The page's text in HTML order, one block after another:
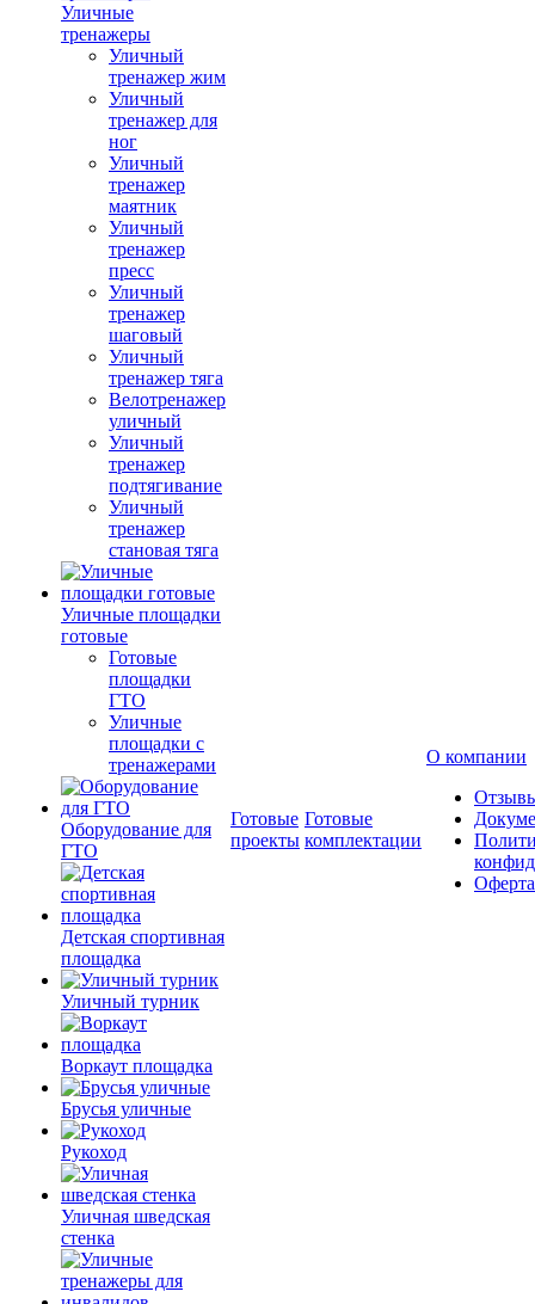
Уличные
тренажеры
Уличный
тренажер жим
Уличный
тренажер для
ног
Уличный
тренажер
маятник
Уличный
тренажер
пресс
Уличный
тренажер
шаговый
Уличный
тренажер тяга
Велотренажер
уличный
Уличный
тренажер
подтягивание
Уличный
тренажер
становая тяга
Уличные площадки
готовые
Готовые
площадки
ГТО
Уличные
площадки с
тренажерами
Оборудование для
ГТО
Детская спортивная
площадка
Уличный турник
Воркаут площадка
Брусья уличные
Рукоход
Уличная шведская
стенка
Готовые
проекты
Готовые
комплектации
О компании
Оферта